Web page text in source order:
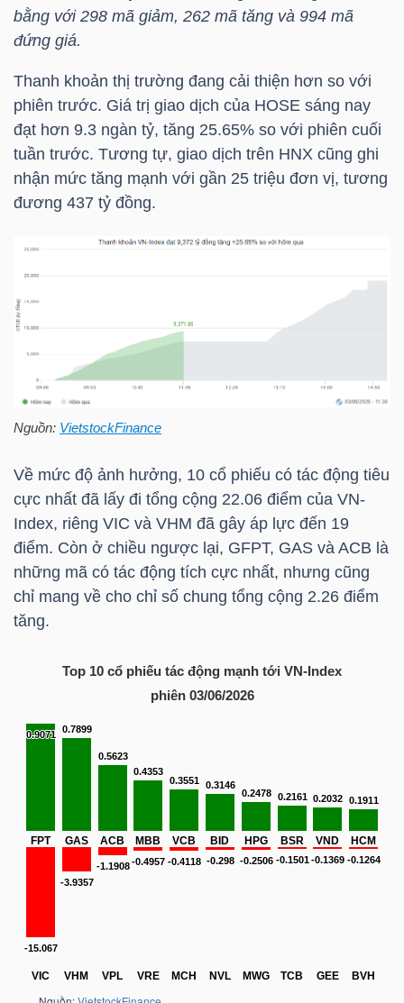
bằng với 298 mã giảm, 262 mã tăng và 994 mã
đứng giá.
Thanh khoản thị trường đang cải thiện hơn so với
phiên trước. Giá trị giao dịch của HOSE sáng nay
đạt hơn 9.3 ngàn tỷ, tăng 25.65% so với phiên cuối
tuần trước. Tương tự, giao dịch trên HNX cũng ghi
nhận mức tăng mạnh với gần 25 triệu đơn vị, tương
đương 437 tỷ đồng.
Nguồn: VietstockFinance
Về mức độ ảnh hưởng, 10 cổ phiếu có tác động tiêu
cực nhất đã lấy đi tổng cộng 22.06 điểm của VN-
Index, riêng VIC và VHM đã gây áp lực đến 19
điểm. Còn ở chiều ngược lại, GFPT, GAS và ACB là
những mã có tác động tích cực nhất, nhưng cũng
chỉ mang về cho chỉ số chung tổng cộng 2.26 điểm
tăng.
Top 10 cổ phiếu tác động mạnh tới VN-Index
phiên 03/06/2026
THIẾT
CHĂM
SÓC
SỨC
KHỎE
CHÍNH
CÔNG
THÔNG
VỤ
THÔNG
TIỆN